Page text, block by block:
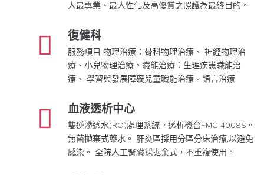
人最專業、最人性化及高優質之照護為最終目的。
復健科
服務項目 物理治療：骨科物理治療、 神經物理治
療、小兒物理治療。職能治療：生理疾患職能治
療、 學習與發展障礙兒童職能治療。語言治療
血液透析中心
雙逆滲透水(RO)處理系統。透析機台FMC 4008S。
無菌拋棄式藥水。 肝炎區採用分區分床治療,以避免
感染。 全院人工腎臟採拋棄式，不重複使用。